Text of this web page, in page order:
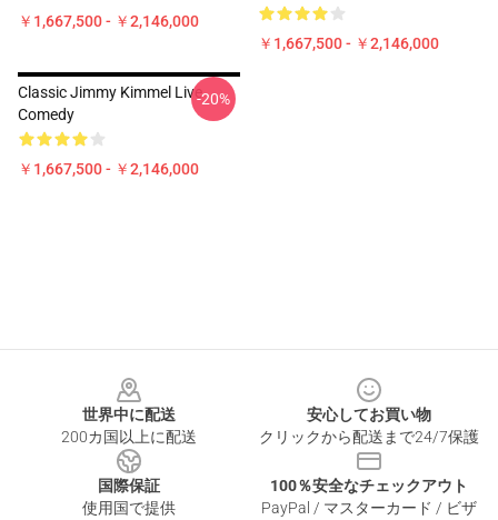
￥1,667,500 - ￥2,146,000
￥1,667,500 - ￥2,146,000
Classic Jimmy Kimmel Live
Comedy
￥1,667,500 - ￥2,146,000
-20%
世界中に配送
200カ国以上に配送
安心してお買い物
クリックから配送まで24/7保護
国際保証
使用国で提供
100％安全なチェックアウト
PayPal / マスターカード / ビザ